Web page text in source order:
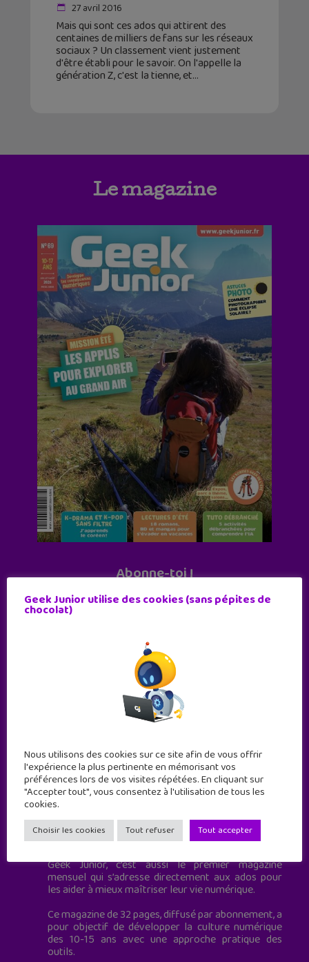
27 avril 2016
Mais qui sont ces ados qui attirent des
centaines de milliers de fans sur les réseaux
sociaux ? Un classement vient justement
d'être établi pour le savoir. On l'appelle la
génération Z, c'est la tienne, et
Le magazine
Abonne-toi !
11 numéros par an
Geek Junior est le premier site de culture numérique
à destination des adolescents.
Geek Junior, c’est aussi le premier magazine
mensuel qui s’adresse directement aux ados pour
les aider à mieux maîtriser leur vie numérique.
Ce magazine de 32 pages, diffusé par abonnement, a
pour objectif de développer la culture numérique
des 10-15 ans avec une approche pratique des
outils.
Geek Junior utilise des cookies (sans pépites de
chocolat)
Nous utilisons des cookies sur ce site afin de vous offrir
l'expérience la plus pertinente en mémorisant vos
préférences lors de vos visites répétées. En cliquant sur
"Accepter tout", vous consentez à l'utilisation de tous les
cookies.
Choisir les cookies Tout refuser Tout accepter